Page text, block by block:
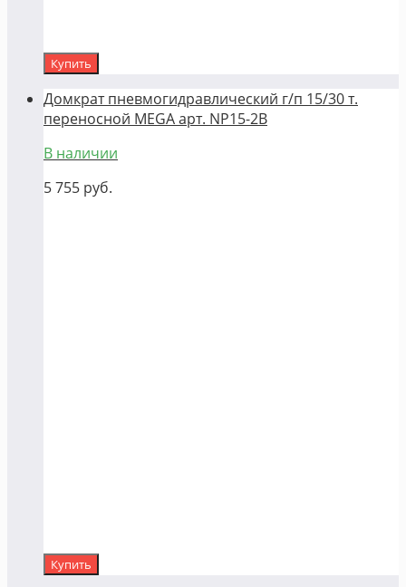
Купить
Домкрат пневмогидравлический г/п 15/30 т.
переносной MEGA арт. NP15-2B
В наличии
5 755 руб.
Купить